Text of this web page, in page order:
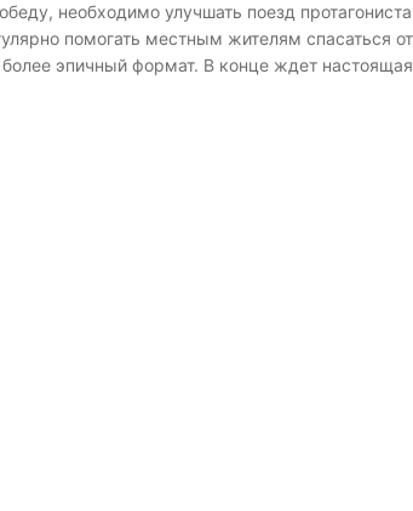
необходимо улучшать поезд
помогать местным жителям спасаться
эпичный формат. В конце ждет